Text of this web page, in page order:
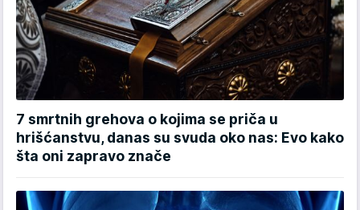
7 smrtnih grehova o kojima se priča u
hrišćanstvu, danas su svuda oko nas: Evo kako
šta oni zapravo znače